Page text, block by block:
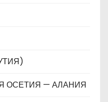
ОСЕТИЯ — АЛАНИЯ